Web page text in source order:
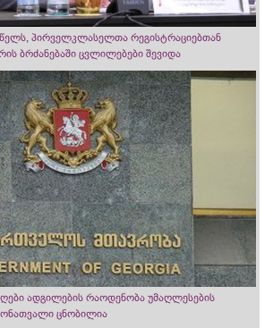
პირველკლასელთა რეგისტრაციებთან
ბრძანებაში ცვლილებები შევიდა
ადგილების რაოდენობა უმაღლესების
ცნობილია